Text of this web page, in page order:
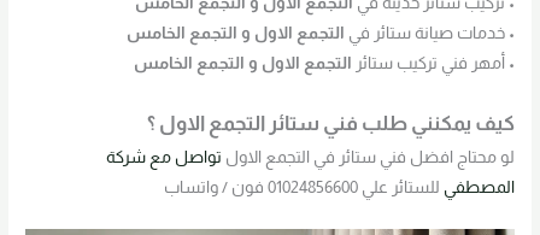
• خدمات صيانة ستائر في التجمع الاول و التجمع الخامس
• أمهر فني تركيب ستائر التجمع الاول و التجمع الخامس
كيف يمكنني طلب فني ستائر التجمع الاول ؟
لو محتاج افضل فني ستائر في التجمع الاول تواصل مع شركة
المصطفي
للستائر علي 01024856600 فون / واتساب